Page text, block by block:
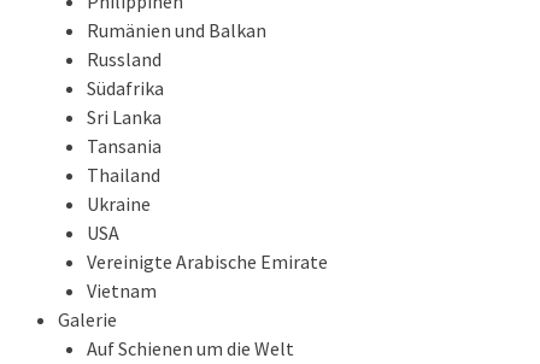
Rumänien und Balkan
Russland
Südafrika
Sri Lanka
Tansania
Thailand
Ukraine
USA
Vereinigte Arabische Emirate
Vietnam
Galerie
Auf Schienen um die Welt